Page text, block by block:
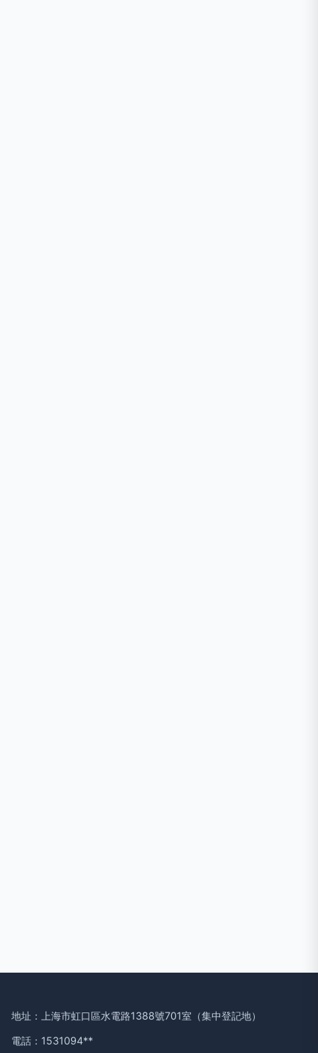
地址：上海市虹口區水電路1388號701室（集中登記地）
電話：1531094**